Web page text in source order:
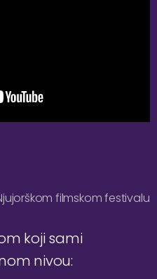
filmskom festivalu
koji sami
nivou: